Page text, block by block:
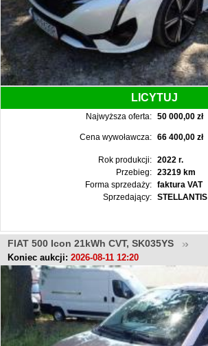
LICYTUJ
Najwyższa oferta: 50 000,00 zł
Cena wywoławcza: 66 400,00 zł
Rok produkcji:
2022 r.
Przebieg:
23219 km
Forma sprzedaży:
faktura VAT
Sprzedający:
STELLANTIS
FIAT 500 Icon 21kWh CVT, SK035YS
Koniec aukcji: 2026-08-11 12:20